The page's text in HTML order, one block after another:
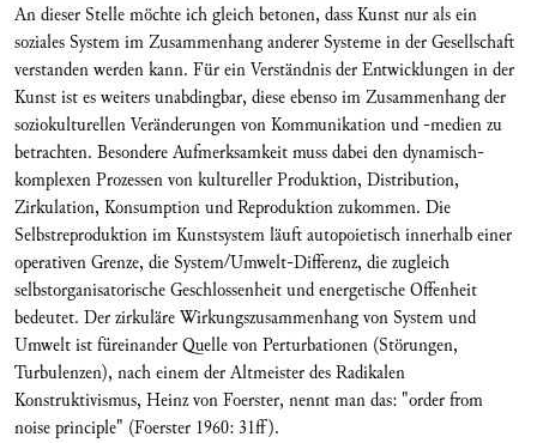
An dieser Stelle möchte ich gleich betonen, dass Kunst nur als ein
soziales System im Zusammenhang anderer Systeme in der Gesellschaft
verstanden werden kann. Für ein Verständnis der Entwicklungen in der
Kunst ist es weiters unabdingbar, diese ebenso im Zusammenhang der
soziokulturellen Veränderungen von Kommunikation und -medien zu
betrachten. Besondere Aufmerksamkeit muss dabei den dynamisch-
komplexen Prozessen von kultureller Produktion, Distribution,
Zirkulation, Konsumption und Reproduktion zukommen. Die
Selbstreproduktion im Kunstsystem läuft autopoietisch innerhalb einer
operativen Grenze, die System/Umwelt-Differenz, die zugleich
selbstorganisatorische Geschlossenheit und energetische Offenheit
bedeutet. Der zirkuläre Wirkungszusammenhang von System und
Umwelt ist füreinander Quelle von Perturbationen (Störungen,
Turbulenzen), nach einem der Altmeister des Radikalen
Konstruktivismus, Heinz von Foerster, nennt man das: "order from
noise principle" (Foerster 1960: 31ff).